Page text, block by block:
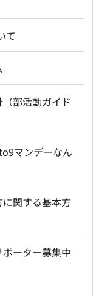
て
部活動ガイド
マンデーなん
に関する基本方
ポーター募集中